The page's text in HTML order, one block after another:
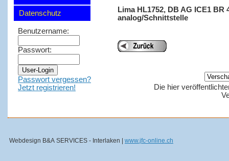
Datenschutz
Benutzername:
Passwort:
Passwort vergessen?
Jetzt registrieren!
Lima HL1752, DB AG ICE1
analog/Schnittstelle
Die hier
Webdesign B&A SERVICES - Interlaken | www.jfc-online.ch